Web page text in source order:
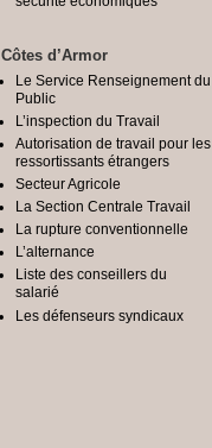
Côtes d’Armor
Le Service Renseignement du
Public
L’inspection du Travail
Autorisation de travail pour les
ressortissants étrangers
Secteur Agricole
La Section Centrale Travail
La rupture conventionnelle
L’alternance
Liste des conseillers du
salarié
Les défenseurs syndicaux